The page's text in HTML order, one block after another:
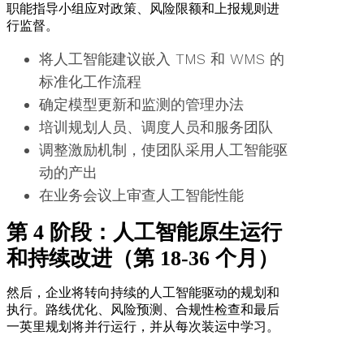
职能指导小组应对政策、风险限额和上报规则进
行监督。
将人工智能建议嵌入 TMS 和 WMS 的
标准化工作流程
确定模型更新和监测的管理办法
培训规划人员、调度人员和服务团队
调整激励机制，使团队采用人工智能驱
动的产出
在业务会议上审查人工智能性能
第 4 阶段：人工智能原生运行
和持续改进（第 18-36 个月）
然后，企业将转向持续的人工智能驱动的规划和
执行。路线优化、风险预测、合规性检查和最后
一英里规划将并行运行，并从每次装运中学习。